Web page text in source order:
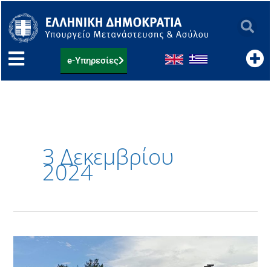
στο
περιεχόμενο
e-Υπηρεσίες
3 Δεκεμβρίου
2024
Επίσκεψη